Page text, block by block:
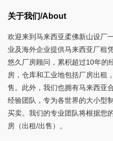
关于我们/About
欢迎来到马来西亚柔佛新山设厂
业及海外企业提供马来西亚厂租
悠久厂房顾问，累积超过10年的
房，仓库和工业地包括厂房出租
售。此外，我们也拥有马来西亚
经验团队，专为各世界的大小型
买卖。我们的专业团队将根据您
房（出租/出售）。